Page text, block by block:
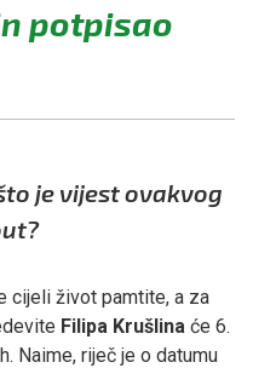
potpisao
je vijest ovakvog
cijeli život pamtite, a za
Filipa Krušlina će 6.
Naime, riječ je o datumu